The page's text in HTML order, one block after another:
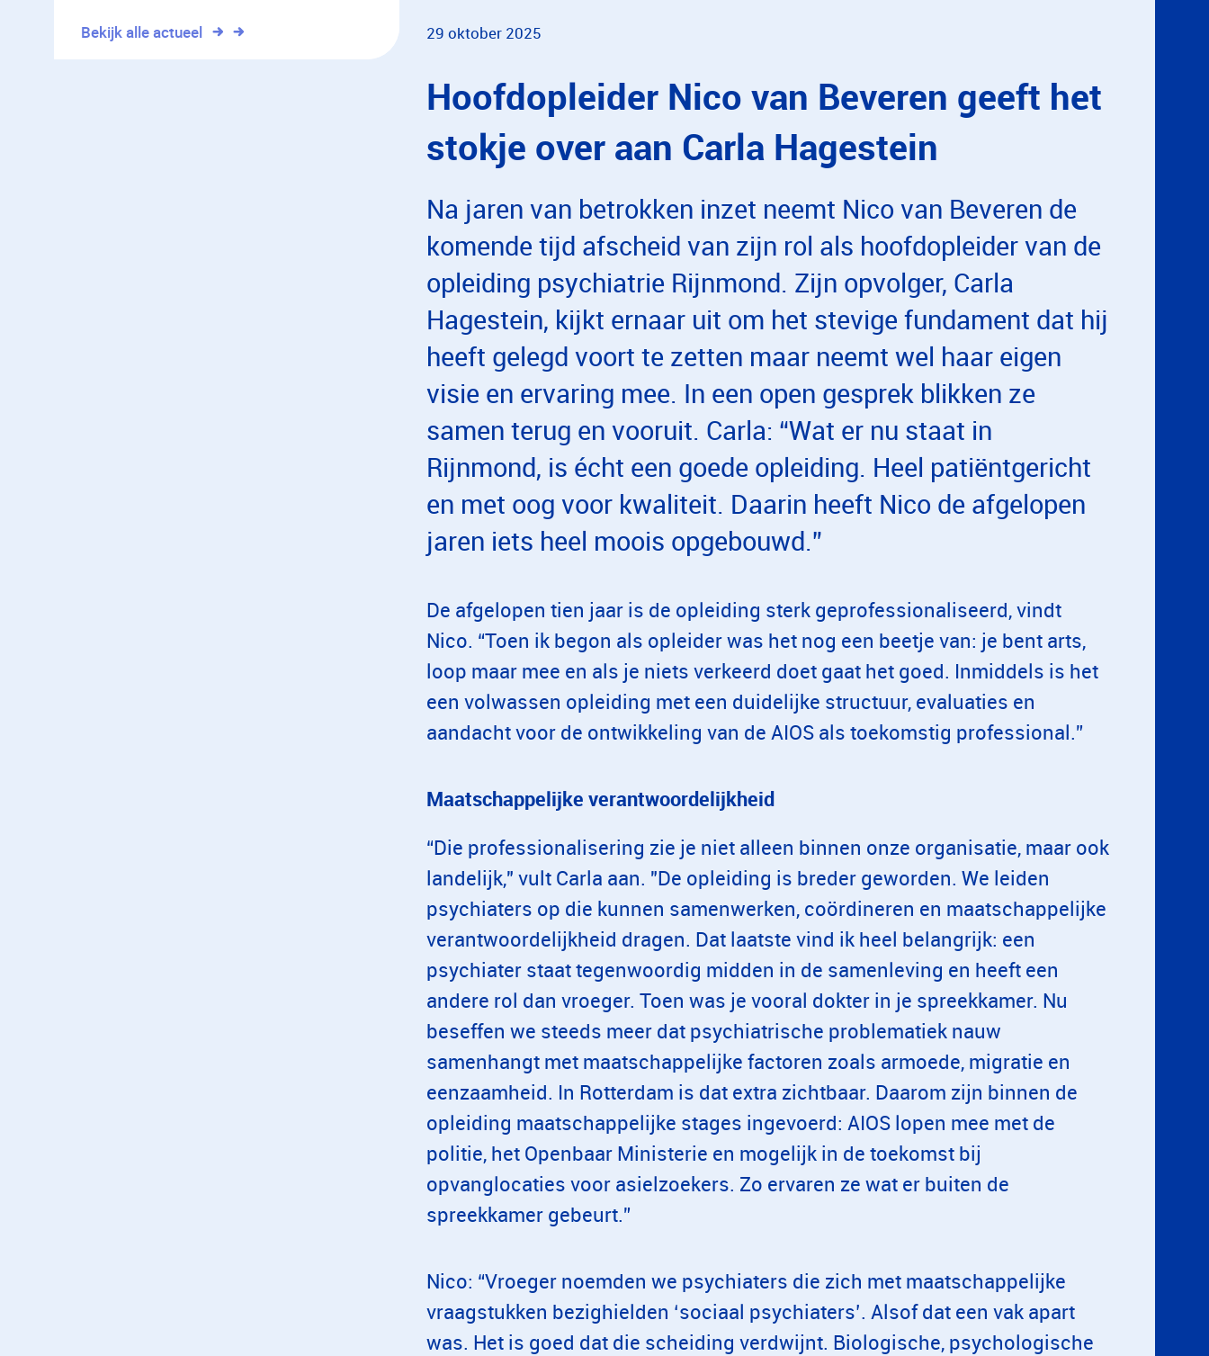
Bekijk alle actueel 29 oktober 2025
Hoofdopleider Nico van Beveren geeft het
stokje over aan Carla Hagestein
Na jaren van betrokken inzet neemt Nico van Beveren de
komende tijd afscheid van zijn rol als hoofdopleider van de
opleiding psychiatrie Rijnmond. Zijn opvolger, Carla
Hagestein, kijkt ernaar uit om het stevige fundament dat hij
heeft gelegd voort te zetten maar neemt wel haar eigen
visie en ervaring mee. In een open gesprek blikken ze
samen terug en vooruit. Carla: “Wat er nu staat in
Rijnmond, is écht een goede opleiding. Heel patiëntgericht
en met oog voor kwaliteit. Daarin heeft Nico de afgelopen
jaren iets heel moois opgebouwd.”
De afgelopen tien jaar is de opleiding sterk geprofessionaliseerd, vindt
Nico. “Toen ik begon als opleider was het nog een beetje van: je bent arts,
loop maar mee en als je niets verkeerd doet gaat het goed. Inmiddels is het
een volwassen opleiding met een duidelijke structuur, evaluaties en
aandacht voor de ontwikkeling van de AIOS als toekomstig professional.”
Maatschappelijke verantwoordelijkheid
“Die professionalisering zie je niet alleen binnen onze organisatie, maar ook
landelijk," vult Carla aan. "De opleiding is breder geworden. We leiden
psychiaters op die kunnen samenwerken, coördineren en maatschappelijke
verantwoordelijkheid dragen. Dat laatste vind ik heel belangrijk: een
psychiater staat tegenwoordig midden in de samenleving en heeft een
andere rol dan vroeger. Toen was je vooral dokter in je spreekkamer. Nu
beseffen we steeds meer dat psychiatrische problematiek nauw
samenhangt met maatschappelijke factoren zoals armoede, migratie en
eenzaamheid. In Rotterdam is dat extra zichtbaar. Daarom zijn binnen de
opleiding maatschappelijke stages ingevoerd: AIOS lopen mee met de
politie, het Openbaar Ministerie en mogelijk in de toekomst bij
opvanglocaties voor asielzoekers. Zo ervaren ze wat er buiten de
spreekkamer gebeurt.”
Nico: “Vroeger noemden we psychiaters die zich met maatschappelijke
vraagstukken bezighielden ‘sociaal psychiaters’. Alsof dat een vak apart
was. Het is goed dat die scheiding verdwijnt. Biologische, psychologische